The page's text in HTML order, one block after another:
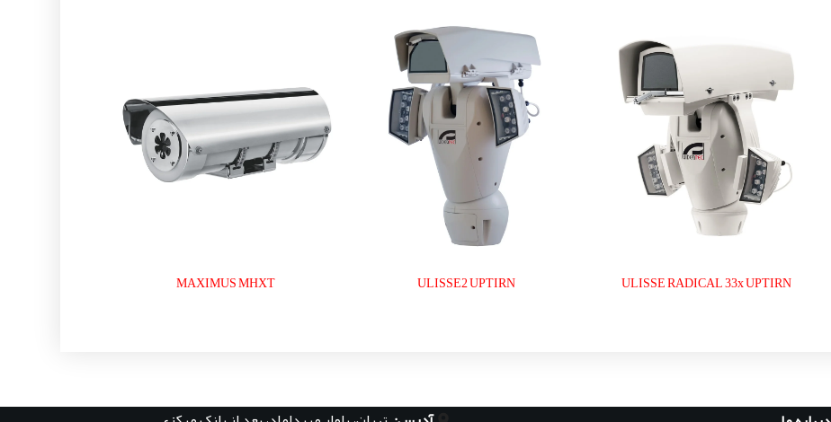
ULISSE RADICAL 33x UPTIRN
ULISSE2 UPTIRN
MAXIMUS MHXT